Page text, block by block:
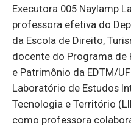
Executora 005 Naylamp
professora efetiva do
da Escola de Direito,
docente do Programa de
e Patrimônio da EDTM/
Laboratório de Estudos
Tecnologia e Território
como professora